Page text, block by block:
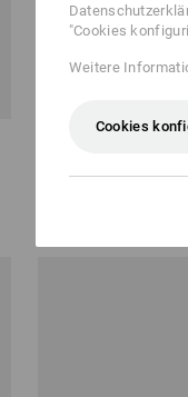
S1
"Cookies
Weitere
Cookies